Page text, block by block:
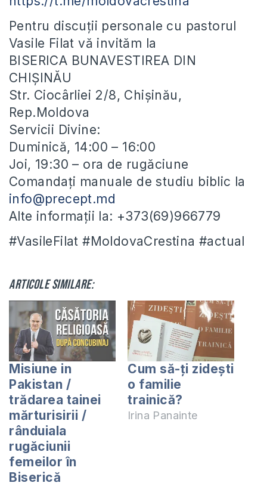
Pentru discuții personale cu pastorul
Vasile Filat vă invităm la
BISERICA BUNAVESTIREA DIN
CHIȘINĂU
Str. Ciocârliei 2/8, Chișinău,
Rep.Moldova
Servicii Divine:
Duminică, 14:00 – 16:00
Joi, 19:30 – ora de rugăciune
Comandați manuale de studiu biblic la
info@precept.md
Alte informații la: +373(69)966779
#VasileFilat #MoldovaCrestina #actual
Articole similare:
Misiune in
Pakistan /
trădarea tainei
mărturisirii /
rânduiala
rugăciunii
femeilor în
Biserică
Cum să-ți zidești
o familie
trainică?
Irina Panainte